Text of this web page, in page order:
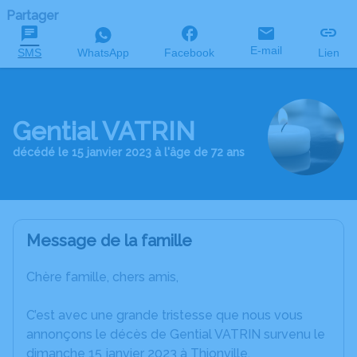
Partager
SMS WhatsApp Facebook E-mail Lien
Gential VATRIN
décédé le 15 janvier 2023 à l'âge de 72 ans
Message de la famille
Chère famille, chers amis,
C’est avec une grande tristesse que nous vous
annonçons le décès de Gential VATRIN survenu le
dimanche 15 janvier 2023 à Thionville.